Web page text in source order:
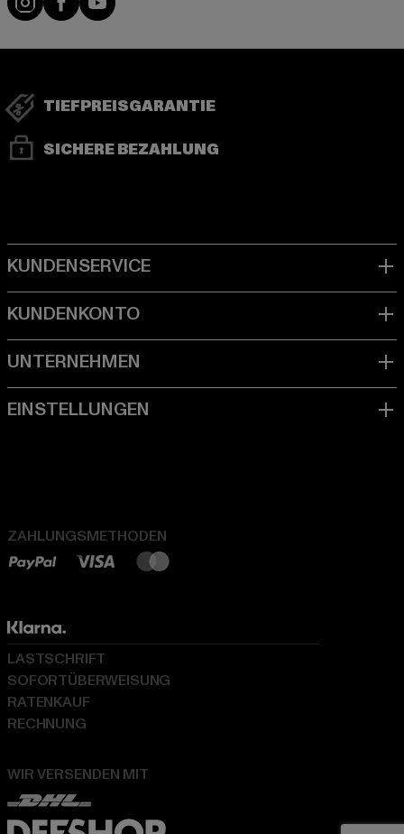
TIEFPREISGARANTIE
SICHERE BEZAHLUNG
ZAHLUNGSMETHODEN
WIR VERSENDEN MIT
LASTSCHRIFT
SOFORTÜBERWEISUNG
RATENKAUF
RECHNUNG